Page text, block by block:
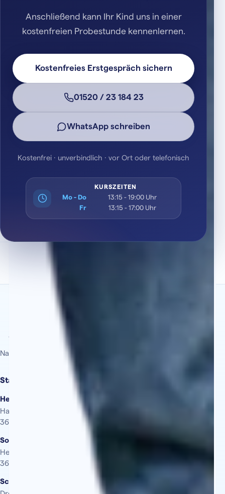
Anschließend kann Ihr Kind uns in einer
kostenfreien Probestunde kennenlernen.
Kostenfreies Erstgespräch sichern
01520 / 23 184 23
WhatsApp schreiben
Kostenfrei · unverbindlich · vor Ort oder telefonisch
KURSZEITEN
Mo - Do
13:15 - 19:00 Uhr
Fr
13:15 - 17:00 Uhr
Nachhilfe vor Ort. Persönlich. Inhabergeführt.
Standorte
Heringen
Hauptstraße 13
36266 Heringen (Werra)
Sontra
Herrenstraße 17
36205 Sontra
Schenklengsfeld